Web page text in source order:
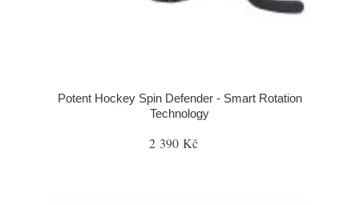
Potent Hockey Spin Defender - Smart Rotation
Technology
2 390 Kč